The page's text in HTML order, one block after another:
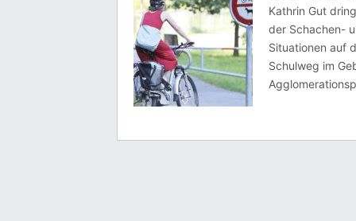
Kathrin Gut
der Schachen-
Situationen auf
Schulweg im